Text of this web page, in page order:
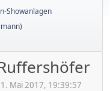
Showanlagen
)
Mai 2017, 19:39:57